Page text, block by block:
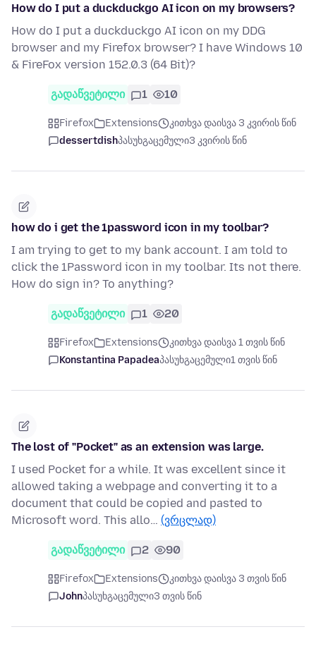
How do I put a duckduckgo AI icon on my browsers?
How do I put a duckduckgo AI icon on my DDG
browser and my Firefox browser? I have Windows 10
& FireFox version 152.0.3 (64 Bit)?
გადაწვეტილი 1 10
Firefox Extensions
კითხვა დაისვა 3 კვირის წინ
dessertdishპასუხგაცემული3 კვირის წინ
how do i get the 1password icon in my toolbar?
I am trying to get to my bank account. I am told to
click the 1Password icon in my toolbar. Its not there.
How do sign in? To anything?
გადაწვეტილი 1 20
Firefox Extensions
კითხვა დაისვა 1 თვის წინ
Konstantina Papadeaპასუხგაცემული1 თვის წინ
The lost of "Pocket" as an extension was large.
I used Pocket for a while. It was excellent since it
allowed taking a webpage and converting it to a
document that could be copied and pasted to
Microsoft word. This allo… (ვრცლად)
გადაწვეტილი 2 90
Firefox Extensions
კითხვა დაისვა 3 თვის წინ
Johnპასუხგაცემული3 თვის წინ